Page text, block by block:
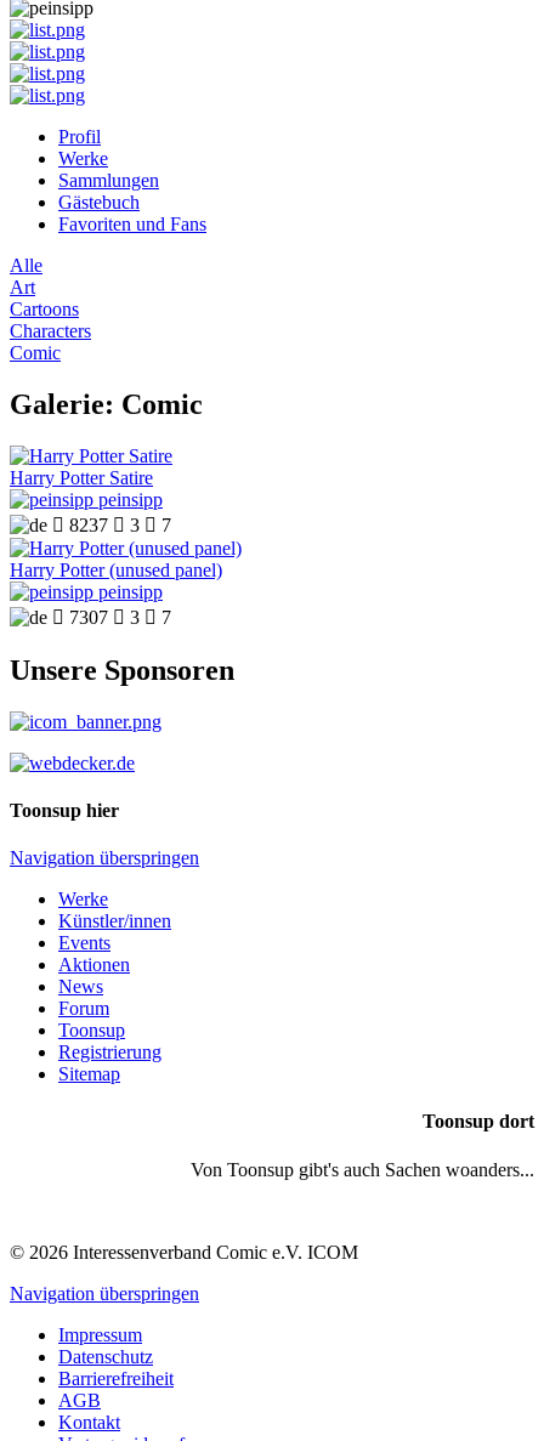
Profil
Werke
Sammlungen
Gästebuch
Favoriten und Fans
Alle
Art
Cartoons
Characters
Comic
Galerie: Comic
Harry Potter Satire
peinsipp
 8237  3  7
Harry Potter (unused panel)
peinsipp
 7307  3  7
Unsere Sponsoren
Toonsup hier
Navigation überspringen
Werke
Künstler/innen
Events
Aktionen
News
Forum
Toonsup
Registrierung
Sitemap
Toonsup dort
Von Toonsup gibt's auch Sachen woanders...
© 2026 Interessenverband Comic e.V. ICOM
Navigation überspringen
Impressum
Datenschutz
Barrierefreiheit
AGB
Kontakt